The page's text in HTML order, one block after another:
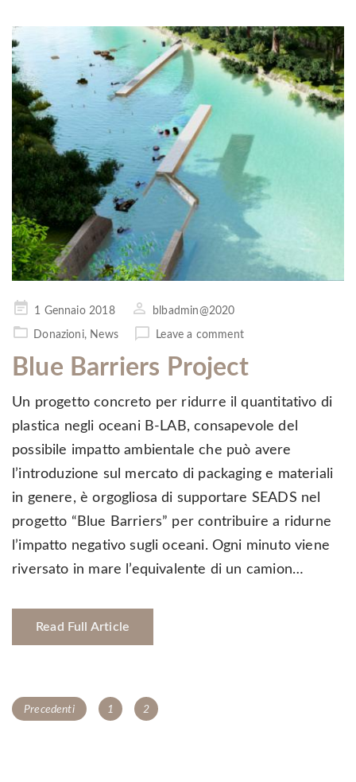
Pubblicato
il
1 Gennaio 2018 blbadmin@2020
Donazioni, News Leave a comment
Blue Barriers Project
Un progetto concreto per ridurre il quantitativo di
plastica negli oceani B-LAB, consapevole del
possibile impatto ambientale che può avere
l’introduzione sul mercato di packaging e materiali
in genere, è orgogliosa di supportare SEADS nel
progetto “Blue Barriers” per contribuire a ridurne
l’impatto negativo sugli oceani. Ogni minuto viene
riversato in mare l’equivalente di un camion…
Read Full Article
Navigazione
Precedenti Page
1 Page
2